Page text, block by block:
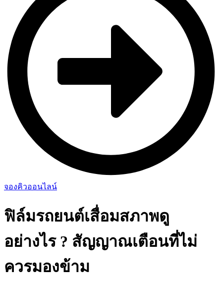
จองคิวออนไลน์
ฟิล์มรถยนต์เสื่อมสภาพดู
อย่างไร ? สัญญาณเตือนที่ไม่
ควรมองข้าม